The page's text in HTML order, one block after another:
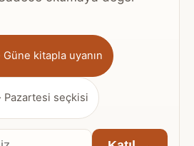
Güne kitapla uyanın
Pazartesi seçkisi